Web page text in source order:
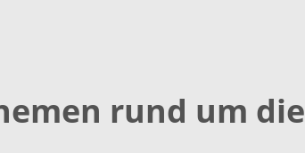
rund um die